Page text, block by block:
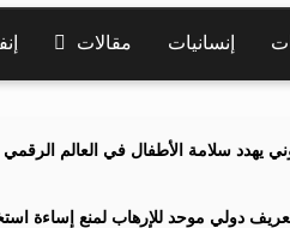
إنسانيات مقالات
يهدد سلامة الأطفال في العالم الرقمي
دولي موحد للإرهاب لمنع إساءة